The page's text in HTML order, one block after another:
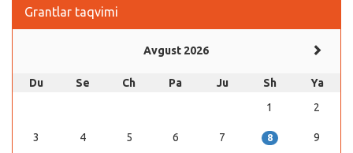
Grantlar taqvimi
Avgust 2026
Du Se Ch Pa Ju Sh
Ya
1
2
3 4 5 6 7 8 9